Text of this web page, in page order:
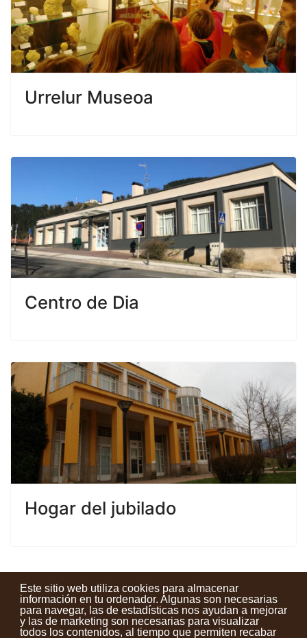
Este sitio web utiliza cookies para almacenar
información en tu ordenador. Algunas son necesarias
para navegar, las de estadísticas nos ayudan a mejorar
y las de marketing son necesarias para visualizar
todos los contenidos, al tiempo que permiten recabar
Urrelur Museoa
Centro de Dia
Hogar del jubilado
Contactos Condiciones de uso Aviso legal Noticias